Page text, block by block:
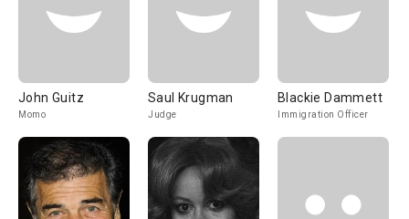
John Guitz
Momo
Saul Krugman
Judge
Blackie Dammett
Immigration Officer